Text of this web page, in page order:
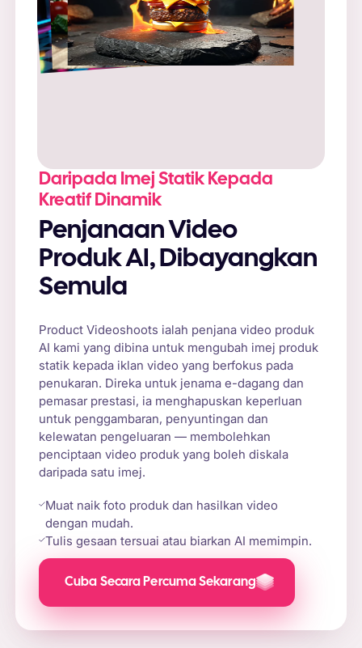
Daripada Imej Statik Kepada
Kreatif Dinamik
Penjanaan Video
Produk AI, Dibayangkan
Semula
Product Videoshoots ialah penjana video produk
AI kami yang dibina untuk mengubah imej produk
statik kepada iklan video yang berfokus pada
penukaran. Direka untuk jenama e-dagang dan
pemasar prestasi, ia menghapuskan keperluan
untuk penggambaran, penyuntingan dan
kelewatan pengeluaran — membolehkan
penciptaan video produk yang boleh diskala
daripada satu imej.
Muat naik foto produk dan hasilkan video
dengan mudah.
Tulis gesaan tersuai atau biarkan AI memimpin.
Cuba Secara Percuma Sekarang
jadi dan sayur-sayuran segar.”